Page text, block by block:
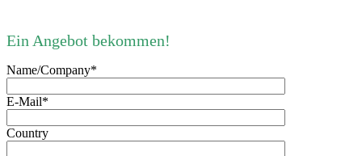
Ein Angebot bekommen!
Name/Company*
E-Mail*
Country